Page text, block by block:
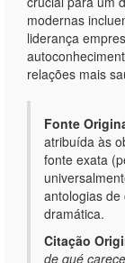
modernas
liderança
relações mais
Fonte
atribuída às
fonte exata
antologias
dramática.
Citação
de qué